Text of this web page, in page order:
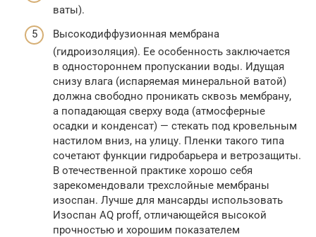
ваты).
Высокодиффузионная мембрана
(гидроизоляция). Ее особенность заключается
в одностороннем пропускании воды. Идущая
снизу влага (испаряемая минеральной ватой)
должна свободно проникать сквозь мембрану,
а попадающая сверху вода (атмосферные
осадки и конденсат) — стекать под кровельным
настилом вниз, на улицу. Пленки такого типа
сочетают функции гидробарьера и ветрозащиты.
В отечественной практике хорошо себя
зарекомендовали трехслойные мембраны
изоспан. Лучше для мансарды использовать
Изоспан AQ proff, отличающейся высокой
прочностью и хорошим показателем